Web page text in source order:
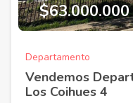
$63.000.000
Departamento
Vendemos
Los Coihues 4